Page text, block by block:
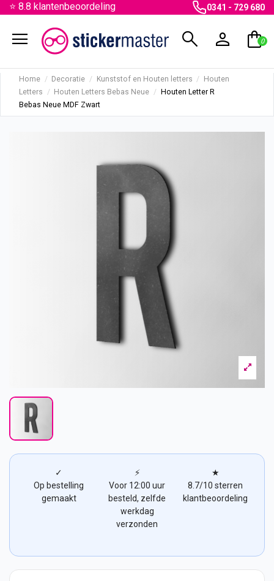
⭐ 8.8 klantenbeoordeling 0341 - 729 680
menu search person shopping_bag
0
Home Decoratie Kunststof en Houten letters
Houten
Letters
Houten Letters Bebas Neue
Houten Letter R
Bebas Neue MDF Zwart
✓
Op bestelling
gemaakt
⚡
Voor 12:00 uur
besteld, zelfde
werkdag
verzonden
★
8.7/10 sterren
klantbeoordeling